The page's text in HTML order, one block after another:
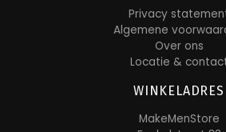
Privacy
Algemene
Over ons
Locatie &
WINKELADRES
MakeMenStore